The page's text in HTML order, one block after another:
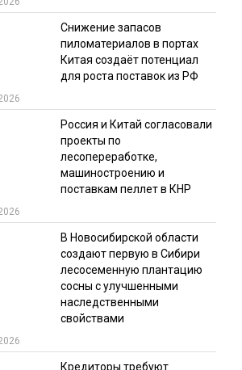
Снижение запасов
пиломатериалов в портах
Китая создаёт потенциал
для роста поставок из РФ
Россия и Китай согласовали
проекты по
лесопереработке,
машиностроению и
поставкам пеллет в КНР
В Новосибирской области
создают первую в Сибири
лесосеменную плантацию
сосны с улучшенными
наследственными
свойствами
Кредиторы требуют